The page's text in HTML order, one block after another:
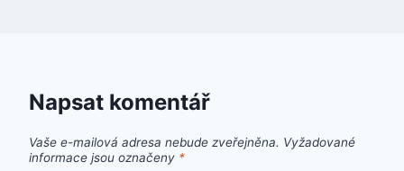
Napsat komentář
Vaše e-mailová adresa nebude zveřejněna. Vyžadované
informace jsou označeny *